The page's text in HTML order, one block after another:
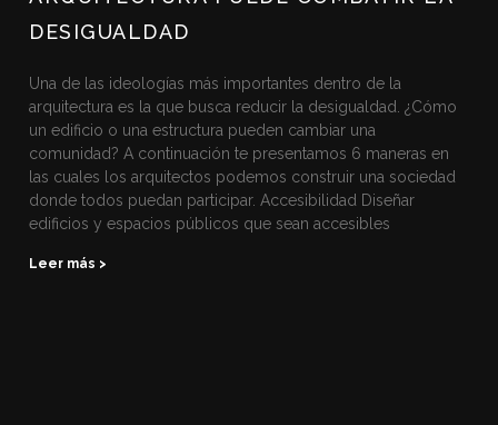
DESIGUALDAD
Una de las ideologías más importantes dentro de la
arquitectura es la que busca reducir la desigualdad. ¿Cómo
un edificio o una estructura pueden cambiar una
comunidad? A continuación te presentamos 6 maneras en
las cuales los arquitectos podemos construir una sociedad
donde todos puedan participar. Accesibilidad Diseñar
edificios y espacios públicos que sean accesibles
Leer más >